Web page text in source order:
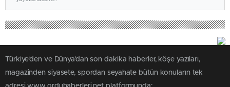
Türkiye'den ve Dünya’dan son dakika haberler, köşe yazıları,
magazinden siyasete, spordan seyahate bütün konuların tek